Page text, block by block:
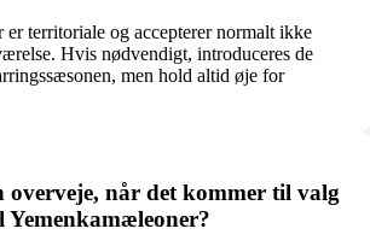
er territoriale og accepterer normalt ikke
Hvis nødvendigt, introduceres de
men hold altid øje for
når det kommer til valg